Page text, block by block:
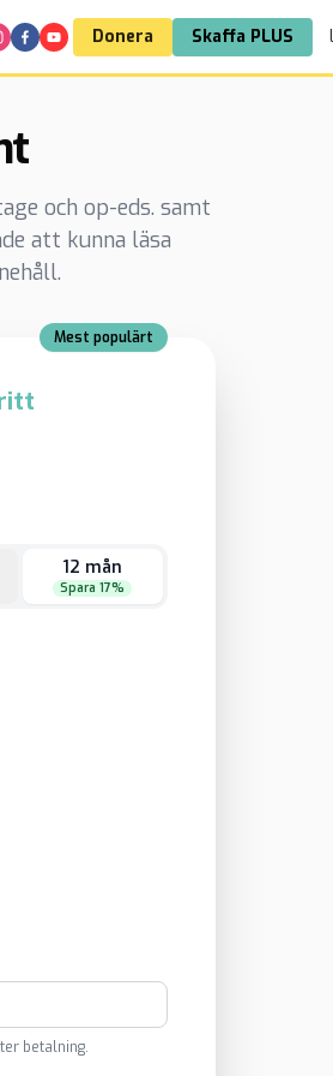
Donera Skaffa PLUS
och op-eds. samt
att kunna läsa
Mest populärt
12 mån
Spara 17%
betalning.